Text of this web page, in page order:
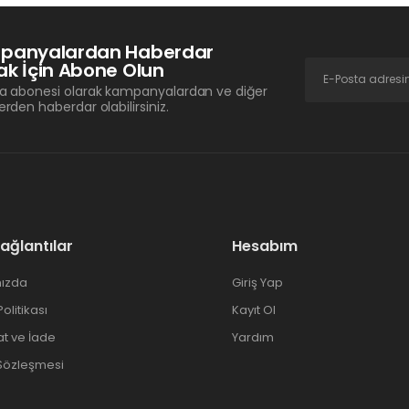
Haberdar
İçin Abone Olun
abonesi olarak kampanyalardan ve diğer
haberdar olabilirsiniz.
ve İade
Hesabım
Giriş Yap
Kayıt Ol
Yardım